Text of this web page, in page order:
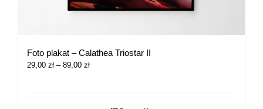
Foto plakat – Calathea Triostar II
29,00 zł – 89,00 złZakres
29,00 zł